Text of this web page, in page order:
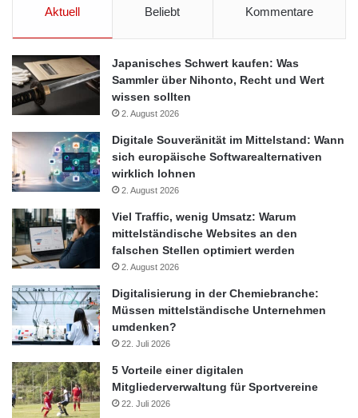
sich der versierte Schlüsseldienst um Tresor-Öffnungen, sowie
Kunden bei allen Sicherheitsfragen.
Eine Sicherheitsberatung durch den Schlüsseldienst bietet
Ob man in Urlaub fährt oder das Zuhause zu beruflichen
Zwecken verlässt, ein guter
Eigenheim und die Wertgegenstände vor dem Zugriff
Unbefugter. Einen besonderen Service bietet der in
Sicherheitsfragen und Einbruchschutz kompetente
Schlüsseldienst Lüdenscheid seinen Kunden an. Diese können
von einer kostenlosen Sicherheitsberatung im eigenen Heim
profitieren. Bei einem Ortstermin in der Wohnung des Kunden
überprüfen die professionellen Mitarbeiter die Räumlichkeiten
hinsichtlich eines effizienten Einbruchschutzes. Die Risiken
werden erkannt und der Kunde erfährt, wie er sein Haus und
das Eigentum am besten schützen kann. Oft liegen die
Schwachstellen an ungesicherten Fenstern oder Kellertüren. Zur
Aktuell Beliebt Kommentare
Japanisches Schwert kaufen: Was
Sammler über Nihonto, Recht und Wert
wissen sollten
2. August 2026
Digitale Souveränität im Mittelstand: Wann
sich europäische Softwarealternativen
wirklich lohnen
2. August 2026
Viel Traffic, wenig Umsatz: Warum
mittelständische Websites an den
falschen Stellen optimiert werden
2. August 2026
Digitalisierung in der Chemiebranche:
Müssen mittelständische Unternehmen
umdenken?
22. Juli 2026
5 Vorteile einer digitalen
Mitgliederverwaltung für Sportvereine
22. Juli 2026